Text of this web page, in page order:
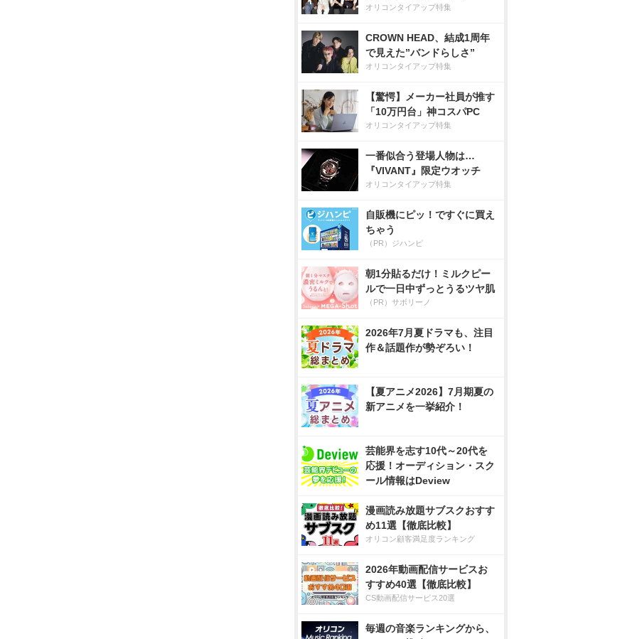
オリコンタイアップ特集
CROWN HEAD、結成1周年
で見えた”バンドらしさ”
オリコンタイアップ特集
【驚愕】メーカー社員が推す
「10万円台」神コスパPC
オリコンタイアップ特集
一番似合う登場人物は…
『VIVANT』限定ウオッチ
オリコンタイアップ特集
自販機にピッ！ですぐに買え
ちゃう
（PR）ジハンピ
朝1分貼るだけ！ミルクピー
ルで一日中ずっとうるツヤ肌
（PR）サボリーノ
2026年7月夏ドラマも、注目
作＆話題作が勢ぞろい！
【夏アニメ2026】7月期夏の
新アニメを一挙紹介！
芸能界を志す10代～20代を
応援！オーディション・スク
ール情報はDeview
漫画読み放題サブスクおすす
め11選【徹底比較】
オリコン顧客満足度ランキング
2026年動画配信サービスお
すすめ40選【徹底比較】
CS動画配信サービス20選
毎週の音楽ランキングから、